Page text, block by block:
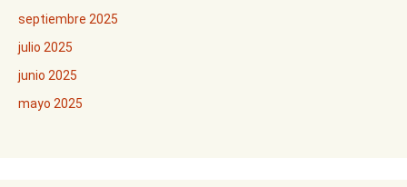
septiembre 2025
julio 2025
junio 2025
mayo 2025